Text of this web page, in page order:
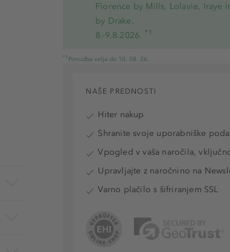
Florence by Mills, Lolavie, Iraye
by Drake.
8.-9.8.2026. *1
*1 Ponudba velja do 10. 08. 26.
NAŠE PREDNOSTI
Hiter nakup
Shranite svoje uporabniške
Vpogled v vaša naročila,
Upravljajte z naročnino na
Varno plačilo s šifriranjem SSL